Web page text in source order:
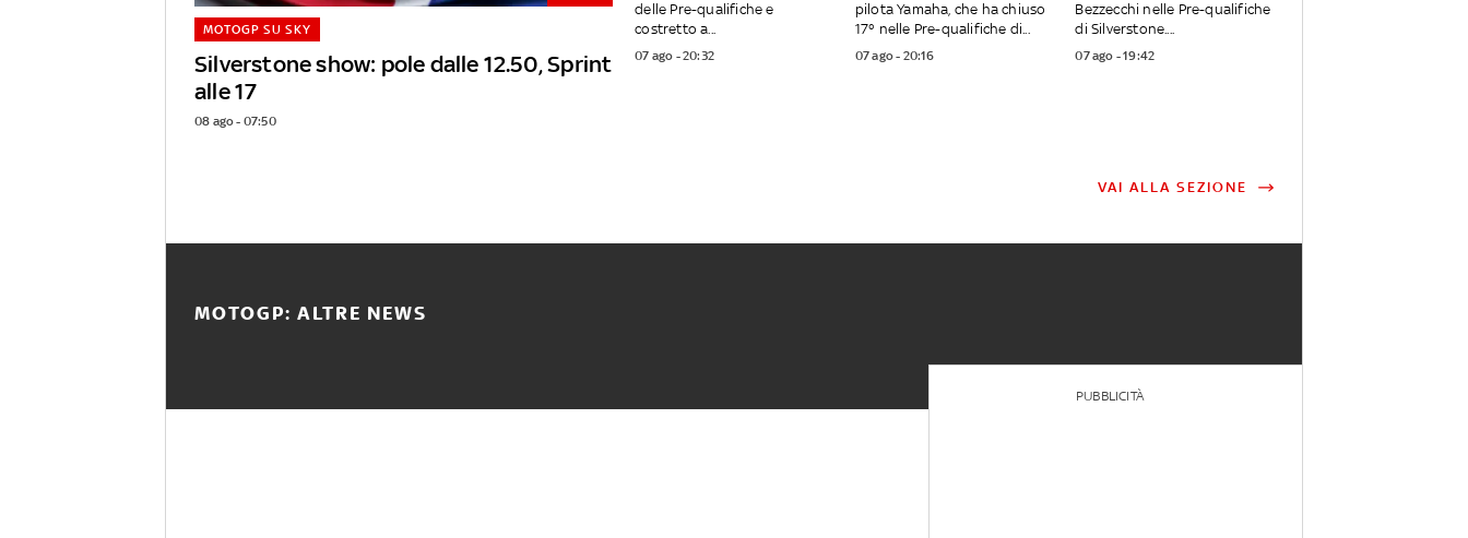
Silverstone show: pole dalle 12.50, Sprint
alle 17
MOTOGP SU SKY
08 ago - 07:50
delle Pre-qualifiche e
costretto a...
07 ago - 20:32
pilota Yamaha, che ha chiuso
17° nelle Pre-qualifiche di...
07 ago - 20:16
Bezzecchi nelle Pre-qualifiche
di Silverstone....
07 ago - 19:42
VAI ALLA SEZIONE
MOTOGP: ALTRE NEWS
PUBBLICITÀ